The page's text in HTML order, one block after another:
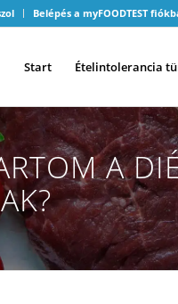
Belépés a myFOODTEST
Start Ételintolerancia
A